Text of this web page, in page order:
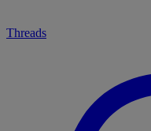
Threads